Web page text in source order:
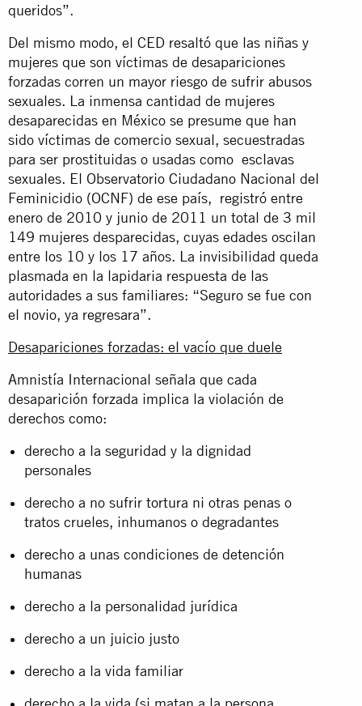
queridos”.
Del mismo modo, el CED resaltó que las niñas y
mujeres que son víctimas de desapariciones
forzadas corren un mayor riesgo de sufrir abusos
sexuales. La inmensa cantidad de mujeres
desaparecidas en México se presume que han
sido víctimas de comercio sexual, secuestradas
para ser prostituidas o usadas como esclavas
sexuales. El Observatorio Ciudadano Nacional del
Feminicidio (OCNF) de ese país, registró entre
enero de 2010 y junio de 2011 un total de 3 mil
149 mujeres desparecidas, cuyas edades oscilan
entre los 10 y los 17 años. La invisibilidad queda
plasmada en la lapidaria respuesta de las
autoridades a sus familiares: “Seguro se fue con
el novio, ya regresara”.
Desapariciones forzadas: el vacío que duele
Amnistía Internacional señala que cada
desaparición forzada implica la violación de
derechos como:
derecho a la seguridad y la dignidad
personales
derecho a no sufrir tortura ni otras penas o
tratos crueles, inhumanos o degradantes
derecho a unas condiciones de detención
humanas
derecho a la personalidad jurídica
derecho a un juicio justo
derecho a la vida familiar